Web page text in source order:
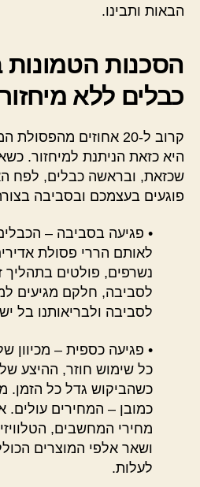
הבאות ותבינו.
הסכנות
כבלים ללא
קרוב ל-20 אחוזים
היא כזאת הניתנת למיחזור.
שכזאת, ובראשה כבלים, לפח
פוגעים בעצמכם ובסביבה
• פגיעה בסביבה –
לאותם הררי פסולת
נשרפים, פולטים בתהליך
לסביבה, חלקם מגיעים
לסביבה ולבריאותנו בל
• פגיעה כספית – מכיוון
כל שימוש חוזר, ההיצע
כשהביקוש גדל כל הזמן.
כמובן – המחירים
מחירי המחשבים,
ושאר אלפי המוצרים
לעלות.